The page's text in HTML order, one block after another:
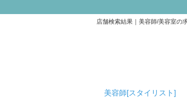
店舗検索結果｜美容師/美容室の
美容師[スタイリスト]